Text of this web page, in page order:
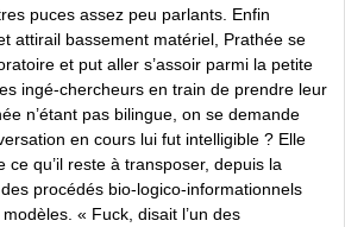
puces assez peu parlants. Enfin
attirail bassement matériel, Prathée se
et put aller s’assoir parmi la petite
ingé-chercheurs en train de prendre leur
n’étant pas bilingue, on se demande
en cours lui fut intelligible ? Elle
ce qu’il reste à transposer, depuis la
procédés bio-logico-informationnels
« Fuck, disait l’un des